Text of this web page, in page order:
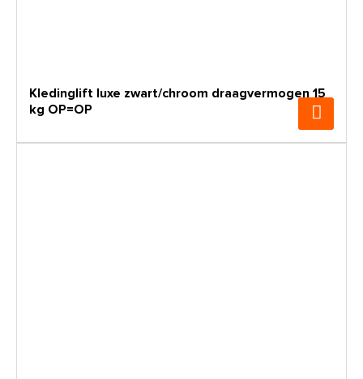
Kledinglift luxe zwart/chroom draagvermogen 15
kg OP=OP